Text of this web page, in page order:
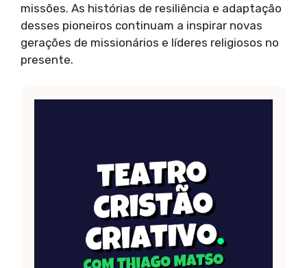
missões. As histórias de resiliência e adaptação
desses pioneiros continuam a inspirar novas
gerações de missionários e líderes religiosos no
presente.